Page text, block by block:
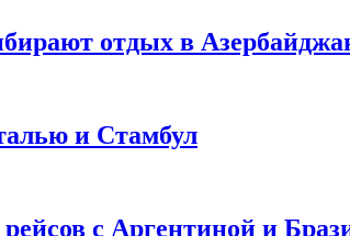
отдых в
и Стамбул
с Аргентиной и